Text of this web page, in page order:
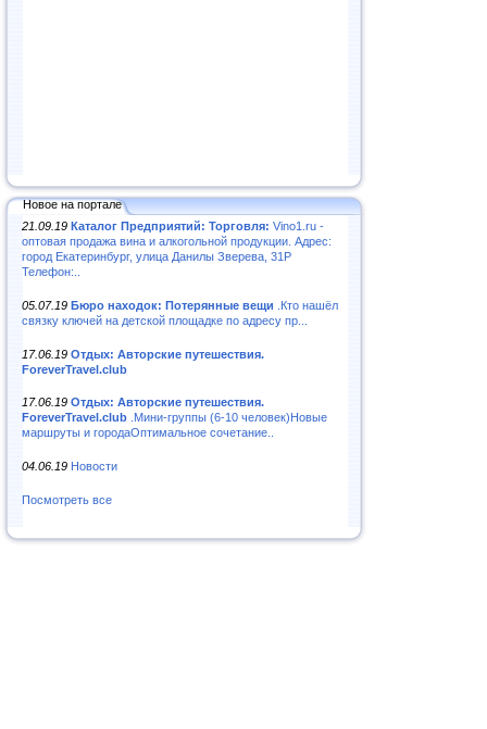
Новое на портале
21.09.19 Каталог Предприятий: Торговля: Vino1.ru -
оптовая продажа вина и алкогольной продукции. Адрес:
город Екатеринбург, улица Данилы Зверева, 31Р
Телефон:..
05.07.19 Бюро находок: Потерянные вещи .Кто нашёл
связку ключей на детской площадке по адресу пр...
17.06.19 Отдых: Авторские путешествия.
ForeverTravel.club
17.06.19 Отдых: Авторские путешествия.
ForeverTravel.club .Мини-группы (6-10 человек)Новые
маршруты и городаОптимальное сочетание..
04.06.19 Новости
Посмотреть все